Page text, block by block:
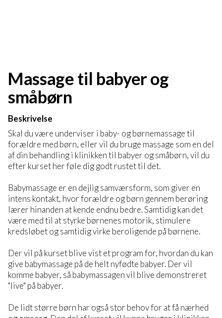
Massage til babyer og
småbørn
Beskrivelse
Skal du være underviser i baby- og børnemassage til
forældre med børn, eller vil du bruge massage som en del
af din behandling i klinikken til babyer og småbørn, vil du
efter kurset her føle dig godt rustet til det.
Babymassage er en dejlig samværsform, som giver en
intens kontakt, hvor forældre og børn gennem berøring
lærer hinanden at kende endnu bedre. Samtidig kan det
være med til at styrke børnenes motorik, stimulere
kredsløbet og samtidig virke beroligende på børnene.
Der vil på kurset blive vist et program for, hvordan du kan
give babymassage på de helt nyfødte babyer. Der vil
komme babyer, så babymassagen vil blive demonstreret
"live" på babyer.
De lidt større børn har også stor behov for at få nærhed